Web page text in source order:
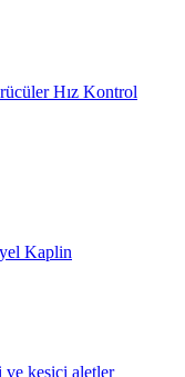
Hız Kontrol
Kaplin
kesici aletler